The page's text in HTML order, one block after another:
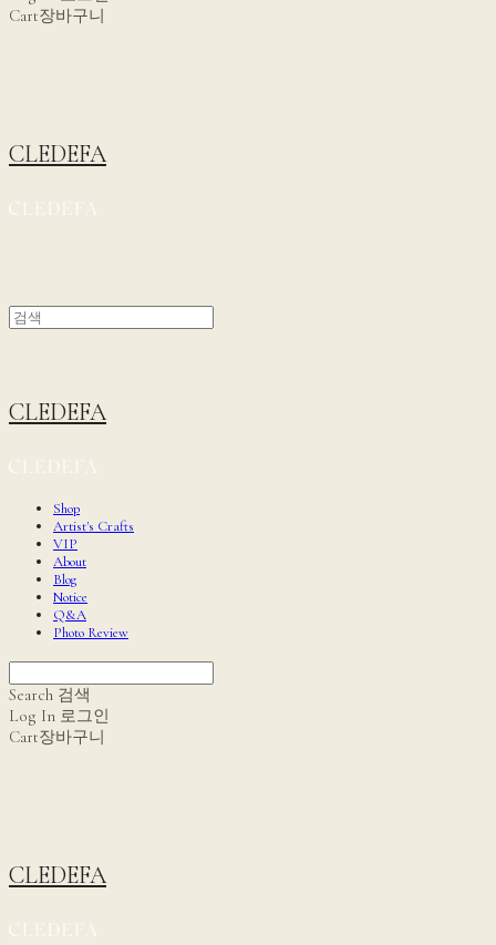
Cart장바구니
CLEDEFA
CLEDEFA
Shop
Artist's Crafts
VIP
About
Blog
Notice
Q&A
Photo Review
Search 검색
Log In 로그인
Cart장바구니
CLEDEFA